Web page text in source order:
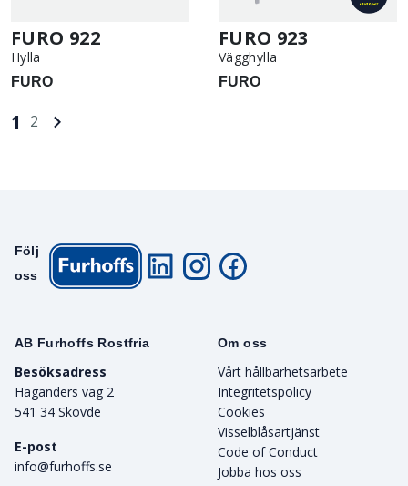
FURO 922
Hylla
FURO
FURO 923
Vägghylla
FURO
1 2
AB Furhoffs Rostfria
Besöksadress
Haganders väg 2
541 34 Skövde
E-post
info@furhoffs.se
Om oss
Vårt hållbarhetsarbete
Integritetspolicy
Cookies
Visselblåsartjänst
Code of Conduct
Jobba hos oss
Följ
oss